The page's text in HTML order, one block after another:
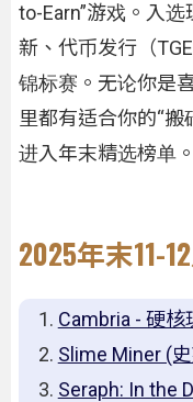
to-Earn”游戏。入
新、代币发行（
锦标赛。无论你是
里都有适合你的“
进入年末精选榜单。
2025年末11-
Cambria - 硬
Slime Miner (
Seraph: In the